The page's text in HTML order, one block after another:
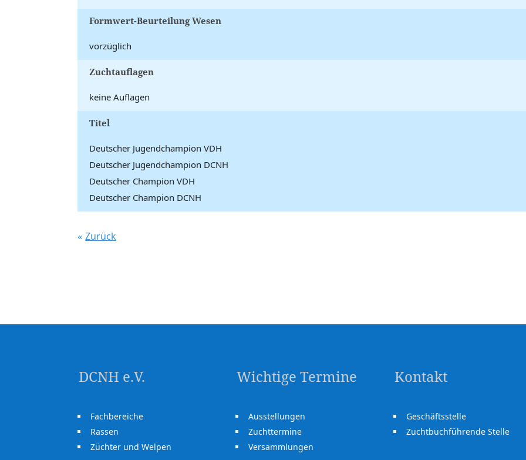
Formwert-Beurteilung Wesen
vorzüglich
Zuchtauflagen
keine Auflagen
Titel
Deutscher Jugendchampion VDH
Deutscher Jugendchampion DCNH
Deutscher Champion VDH
Deutscher Champion DCNH
Zurück
DCNH e.V.
Fachbereiche
Rassen
Züchter und Welpen
Wichtige Termine
Ausstellungen
Zuchttermine
Versammlungen
Kontakt
Geschäftsstelle
Zuchtbuchführende Stelle